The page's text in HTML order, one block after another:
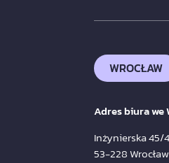
WROCŁAW
Adres biura we
Inżynierska 45/
53-228 Wrocław